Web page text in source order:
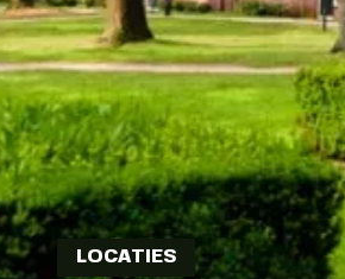
LOCATIES